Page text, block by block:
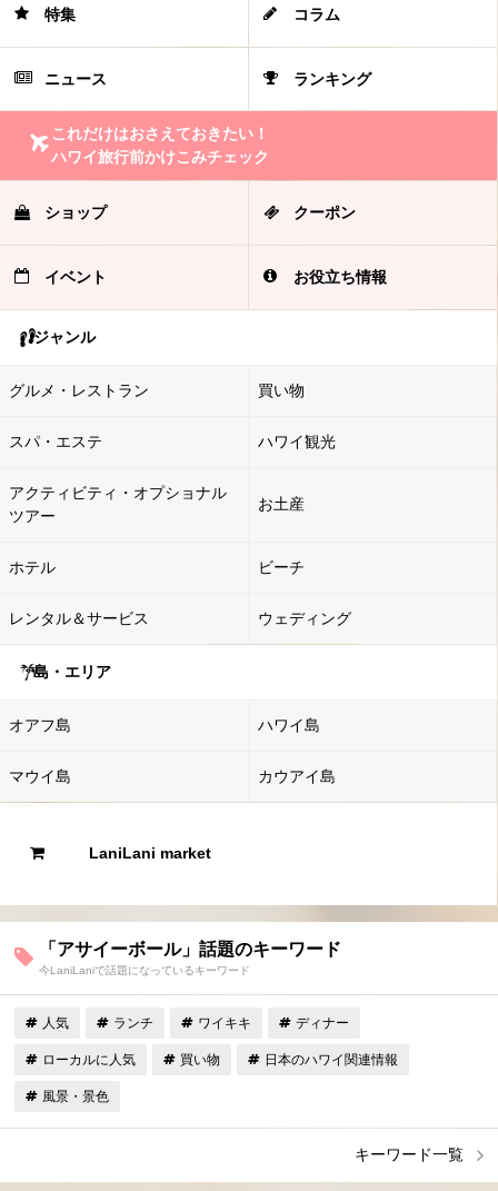
特集 コラム
ニュース ランキング
これだけはおさえておきたい！
ハワイ旅行前かけこみチェック
ショップ クーポン
イベント お役立ち情報
ジャンル
グルメ・レストラン 買い物
スパ・エステ ハワイ観光
アクティビティ・オプショナル
ツアー
お土産
ホテル ビーチ
レンタル＆サービス ウェディング
島・エリア
オアフ島 ハワイ島
マウイ島 カウアイ島
LaniLani market
「アサイーボール」話題のキーワード
今LaniLaniで話題になっているキーワード
人気 ランチ ワイキキ ディナー
ローカルに人気 買い物 日本のハワイ関連情報
風景・景色
キーワード一覧